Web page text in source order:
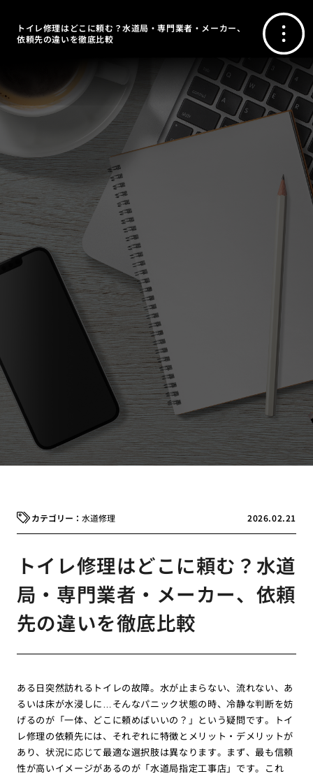
トイレ修理はどこに頼む？水道局・専門業者・メーカー、
依頼先の違いを徹底比較
2026.02.21
水道修理
トイレ修理はどこに頼む？水道
局・専門業者・メーカー、依頼
先の違いを徹底比較
ある日突然訪れるトイレの故障。水が止まらない、流れない、あ
るいは床が水浸しに…そんなパニック状態の時、冷静な判断を妨
げるのが「一体、どこに頼めばいいの？」という疑問です。トイ
レ修理の依頼先には、それぞれに特徴とメリット・デメリットが
あり、状況に応じて最適な選択肢は異なります。まず、最も信頼
性が高いイメージがあるのが「水道局指定工事店」です。これ